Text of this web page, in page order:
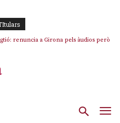
renuncia a Girona pels àudios però
“fora” del repartiment dels menors